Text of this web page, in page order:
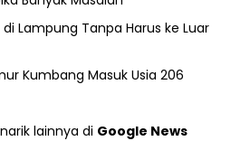
Lampung Tanpa Harus ke Luar
Kumbang Masuk Usia 206
lainnya di Google News